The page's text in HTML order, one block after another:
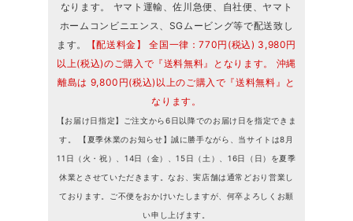
なります。 ヤマト運輸、佐川急便、自社便、ヤマト
ホームコンビニエンス、SGムービング等で配送致し
ます。
【配送料金】 全国一律：770円(税込) 3,980円
以上(税込)のご購入で『送料無料』となります。 沖縄
離島は 9,800円(税込)以上のご購入で『送料無料』と
なります。
【お届け日指定】ご注文から6日以降でのお届け日を指定できま
す。 【夏季休業のお知らせ】誠に勝手ながら、当サイトは8月
11日（火・祝）、14日（金）、15日（土）、16日（日）を夏季
休業とさせていただきます。なお、実店舗は通常どおり営業し
ております。ご不便をおかけいたしますが、何卒よろしくお願
い申し上げます。